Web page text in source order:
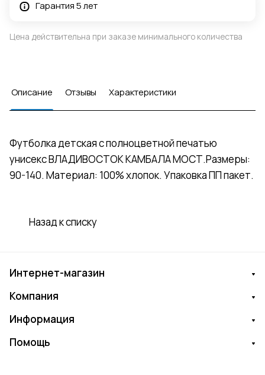
Гарантия 5 лет
Цена действительна при заказе минимального количества
Описание Отзывы Характеристики
Футболка детская с полноцветной печатью
унисекс ВЛАДИВОСТОК КАМБАЛА МОСТ.Размеры:
90-140. Материал: 100% хлопок. Упаковка ПП пакет.
Назад к списку
Интернет-магазин
Компания
Информация
Помощь